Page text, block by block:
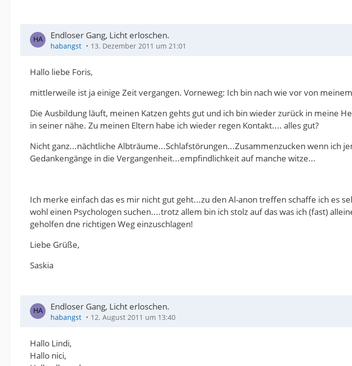
Endloser Gang, Licht erloschen.
habangst 13. Dezember 2011 um 21:01
Hallo liebe Foris,
mittlerweile ist ja einige Zeit vergangen. Vorneweg: Ich bin nach wie vor von
Die Ausbildung läuft, meinen Katzen gehts gut und ich bin wieder zurück in meine
in seiner nähe. Zu meinen Eltern habe ich wieder regen Kontakt.... alles gut?
Nicht ganz...nächtliche Albträume...Schlafstörungen...Zusammenzucken wenn ich
Gedankengänge in die Vergangenheit...empfindlichkeit auf manche witze...
Ich merke einfach das es mir nicht gut geht...zu den Al-anon treffen schaffe ich es
wohl einen Psychologen suchen....trotz allem bin ich stolz auf das was ich (fast)
geholfen dne richtigen Weg einzuschlagen!
Liebe Grüße,
Saskia
Endloser Gang, Licht erloschen.
habangst 12. August 2011 um 13:40
Hallo Lindi,
Hallo nici,